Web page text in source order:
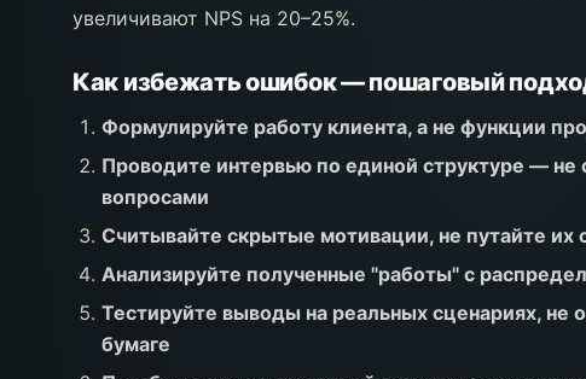
увеличивают NPS на 20–25%.
Как избежать ошибок — пошаговый
Формулируйте работу клиента, а не функции
Проводите интервью по единой структуре — не
вопросами
Считывайте скрытые мотивации, не путайте
Анализируйте полученные "работы" с
Тестируйте выводы на реальных сценариях, не
бумаге